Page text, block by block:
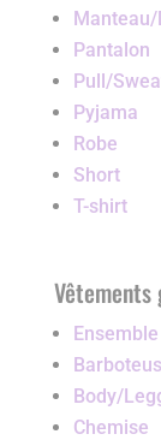
Manteau/
Pantalon
Pull/
Pyjama
Robe
Short
T-shirt
Vêtements
Ensemble
Body/
Chemise